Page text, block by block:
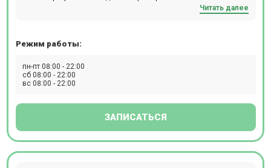
диагностика проводится на высокоточном томографе
максимальным объемом пациента 117 см. В центре есть
контрастированием.
Читать далее
Режим работы:
пн-пт 08:00 - 22:00
сб 08:00 - 22:00
вс 08:00 - 22:00
ЗАПИСАТЬСЯ